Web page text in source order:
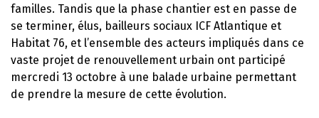
familles. Tandis que la phase chantier est en passe de
se terminer, élus, bailleurs sociaux ICF Atlantique et
Habitat 76, et l’ensemble des acteurs impliqués dans ce
vaste projet de renouvellement urbain ont participé
mercredi 13 octobre à une balade urbaine permettant
de prendre la mesure de cette évolution.